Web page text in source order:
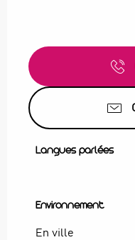
Langues parlées
Langues parlées
Environnement
Environnement
En ville